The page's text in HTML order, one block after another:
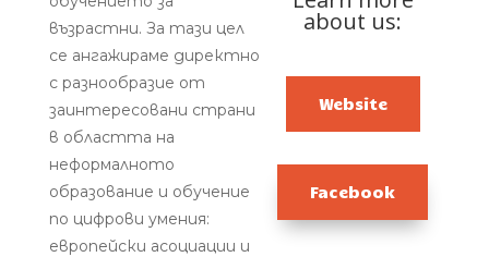
възрастни. За тази цел
се ангажираме директно
с разнообразие от
заинтересовани страни
в областта на
неформалното
образование и обучение
по цифрови умения:
европейски асоциации и
about us:
Website
Facebook